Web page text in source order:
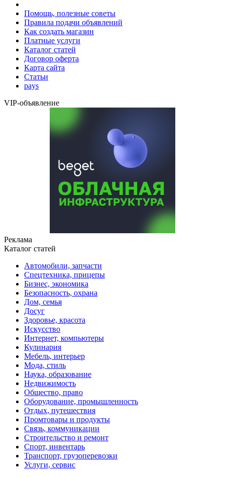
Помощь, полезные советы
Правила подачи объявлений
Как создать магазин
Платные услуги
Каталог статей
Договор оферта
Карта сайта
Статьи
pays
VIP-объявление
Реклама
Каталог статей
Автомобили, запчасти
Спецтехника, прицепы
Бизнес, экономика
Безопасность, охрана
Дом, семья
Досуг
Здоровье, красота
Искусство
Интернет, компьютеры
Кулинария
Мебель, интерьер
Мода, стиль
Наука, образование
Недвижимость
Общество, право
Оборудование, промышленность
Отдых, путешествия
Промтовары и продукты
Связь, коммуникации
Строительство и ремонт
Cпорт, инвентарь
Транспорт, грузоперевозки
Услуги, сервис